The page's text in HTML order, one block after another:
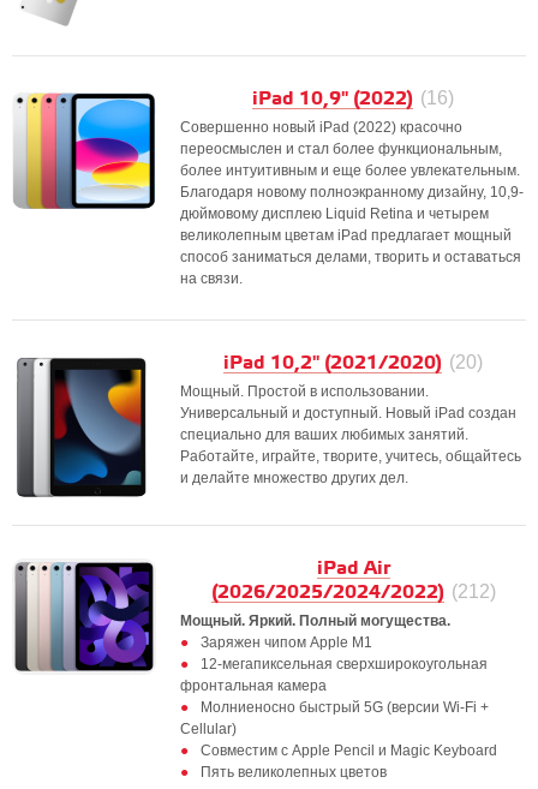
iPad 10,9" (2022) (16)
Совершенно новый iPad (2022) красочно
переосмыслен и стал более функциональным,
более интуитивным и еще более увлекательным.
Благодаря новому полноэкранному дизайну, 10,9-
дюймовому дисплею Liquid Retina и четырем
великолепным цветам iPad предлагает мощный
способ заниматься делами, творить и оставаться
на связи.
iPad 10,2" (2021/2020) (20)
Мощный. Простой в использовании.
Универсальный и доступный. Новый iPad создан
специально для ваших любимых занятий.
Работайте, играйте, творите, учитесь, общайтесь
и делайте множество других дел.
iPad Air
(2026/2025/2024/2022) (212)
Мощный. Яркий. Полный могущества.
Заряжен чипом Apple M1
12-мегапиксельная сверхширокоугольная
фронтальная камера
Молниеносно быстрый 5G (версии Wi-Fi +
Cellular)
Совместим с Apple Pencil и Magic Keyboard
Пять великолепных цветов